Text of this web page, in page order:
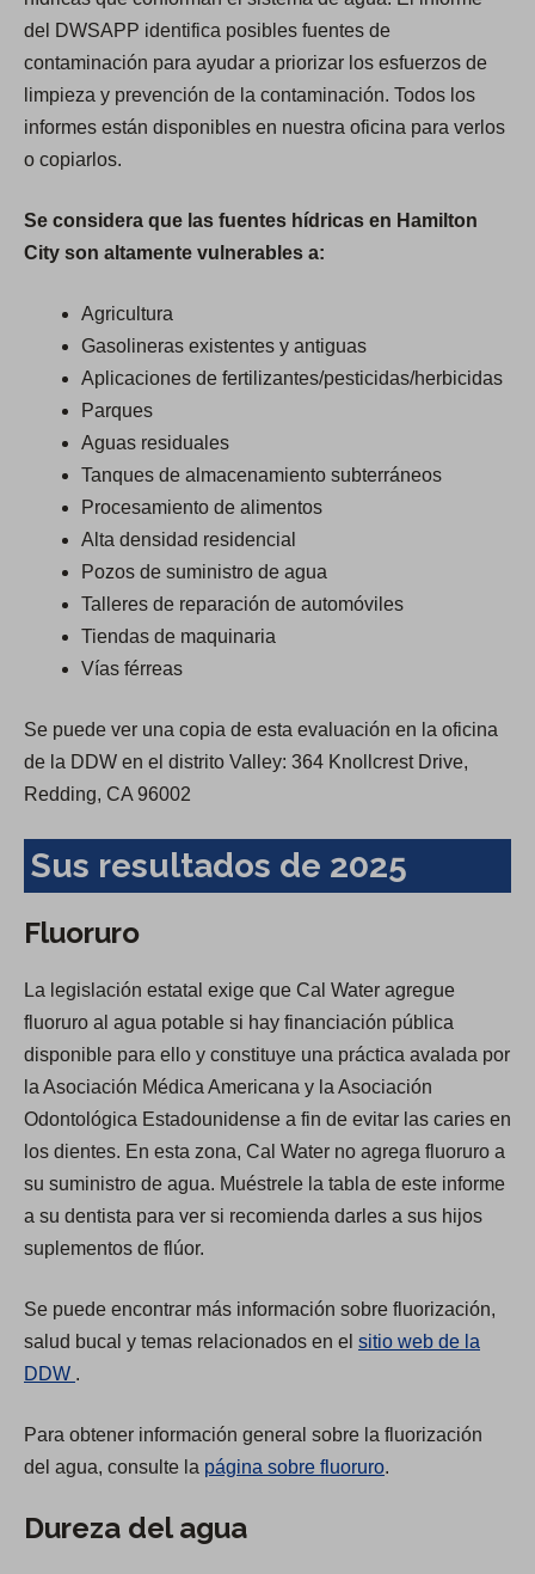
del DWSAPP identifica posibles fuentes de
contaminación para ayudar a priorizar los esfuerzos de
limpieza y prevención de la contaminación. Todos los
informes están disponibles en nuestra oficina para verlos
o copiarlos.
Se considera que las fuentes hídricas en Hamilton
City son altamente vulnerables a:
Agricultura
Gasolineras existentes y antiguas
Aplicaciones de fertilizantes/pesticidas/herbicidas
Parques
Aguas residuales
Tanques de almacenamiento subterráneos
Procesamiento de alimentos
Alta densidad residencial
Pozos de suministro de agua
Talleres de reparación de automóviles
Tiendas de maquinaria
Vías férreas
Se puede ver una copia de esta evaluación en la oficina
de la DDW en el distrito Valley: 364 Knollcrest Drive,
Redding, CA 96002
Sus resultados de 2025
Fluoruro
La legislación estatal exige que Cal Water agregue
fluoruro al agua potable si hay financiación pública
disponible para ello y constituye una práctica avalada por
la Asociación Médica Americana y la Asociación
Odontológica Estadounidense a fin de evitar las caries en
los dientes. En esta zona, Cal Water no agrega fluoruro a
su suministro de agua. Muéstrele la tabla de este informe
a su dentista para ver si recomienda darles a sus hijos
suplementos de flúor.
Se puede encontrar más información sobre fluorización,
salud bucal y temas relacionados en el sitio web de la
DDW
p
e
s
.
Para obtener información general sobre la fluorización
del agua, consulte la página sobre fluoruro.
Dureza del agua